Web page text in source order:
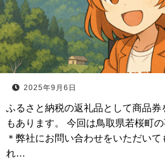
2025年9月6日
ふるさと納税の返礼品として商品
もあります。 今回は鳥取県若桜町
＊弊社にお問い合わせをいただいて
れ…